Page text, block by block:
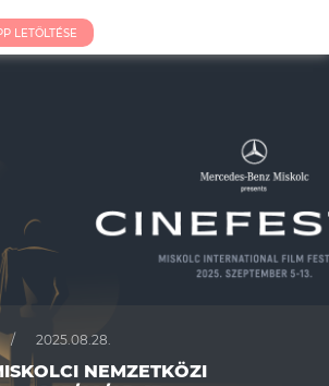
LETÖLTÉSE
/ 2025.08.28.
NEMZETKÖZI